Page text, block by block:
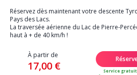
Réservez dès maintenant votre descente
Pays des Lacs.
La traversée aérienne du Lac de Pierre-
haut à + de 40 km/h !
À partir de
17,00 €
Service